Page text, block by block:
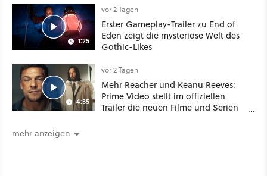
Schwert
1:25
vor 2 Tagen
Erster Gameplay-Trailer zu End of
Eden zeigt die mysteriöse Welt des
Gothic-Likes
4:35
vor 2 Tagen
Mehr Reacher und Keanu Reeves:
Prime Video stellt im offiziellen
Trailer die neuen Filme und Serien
mehr anzeigen